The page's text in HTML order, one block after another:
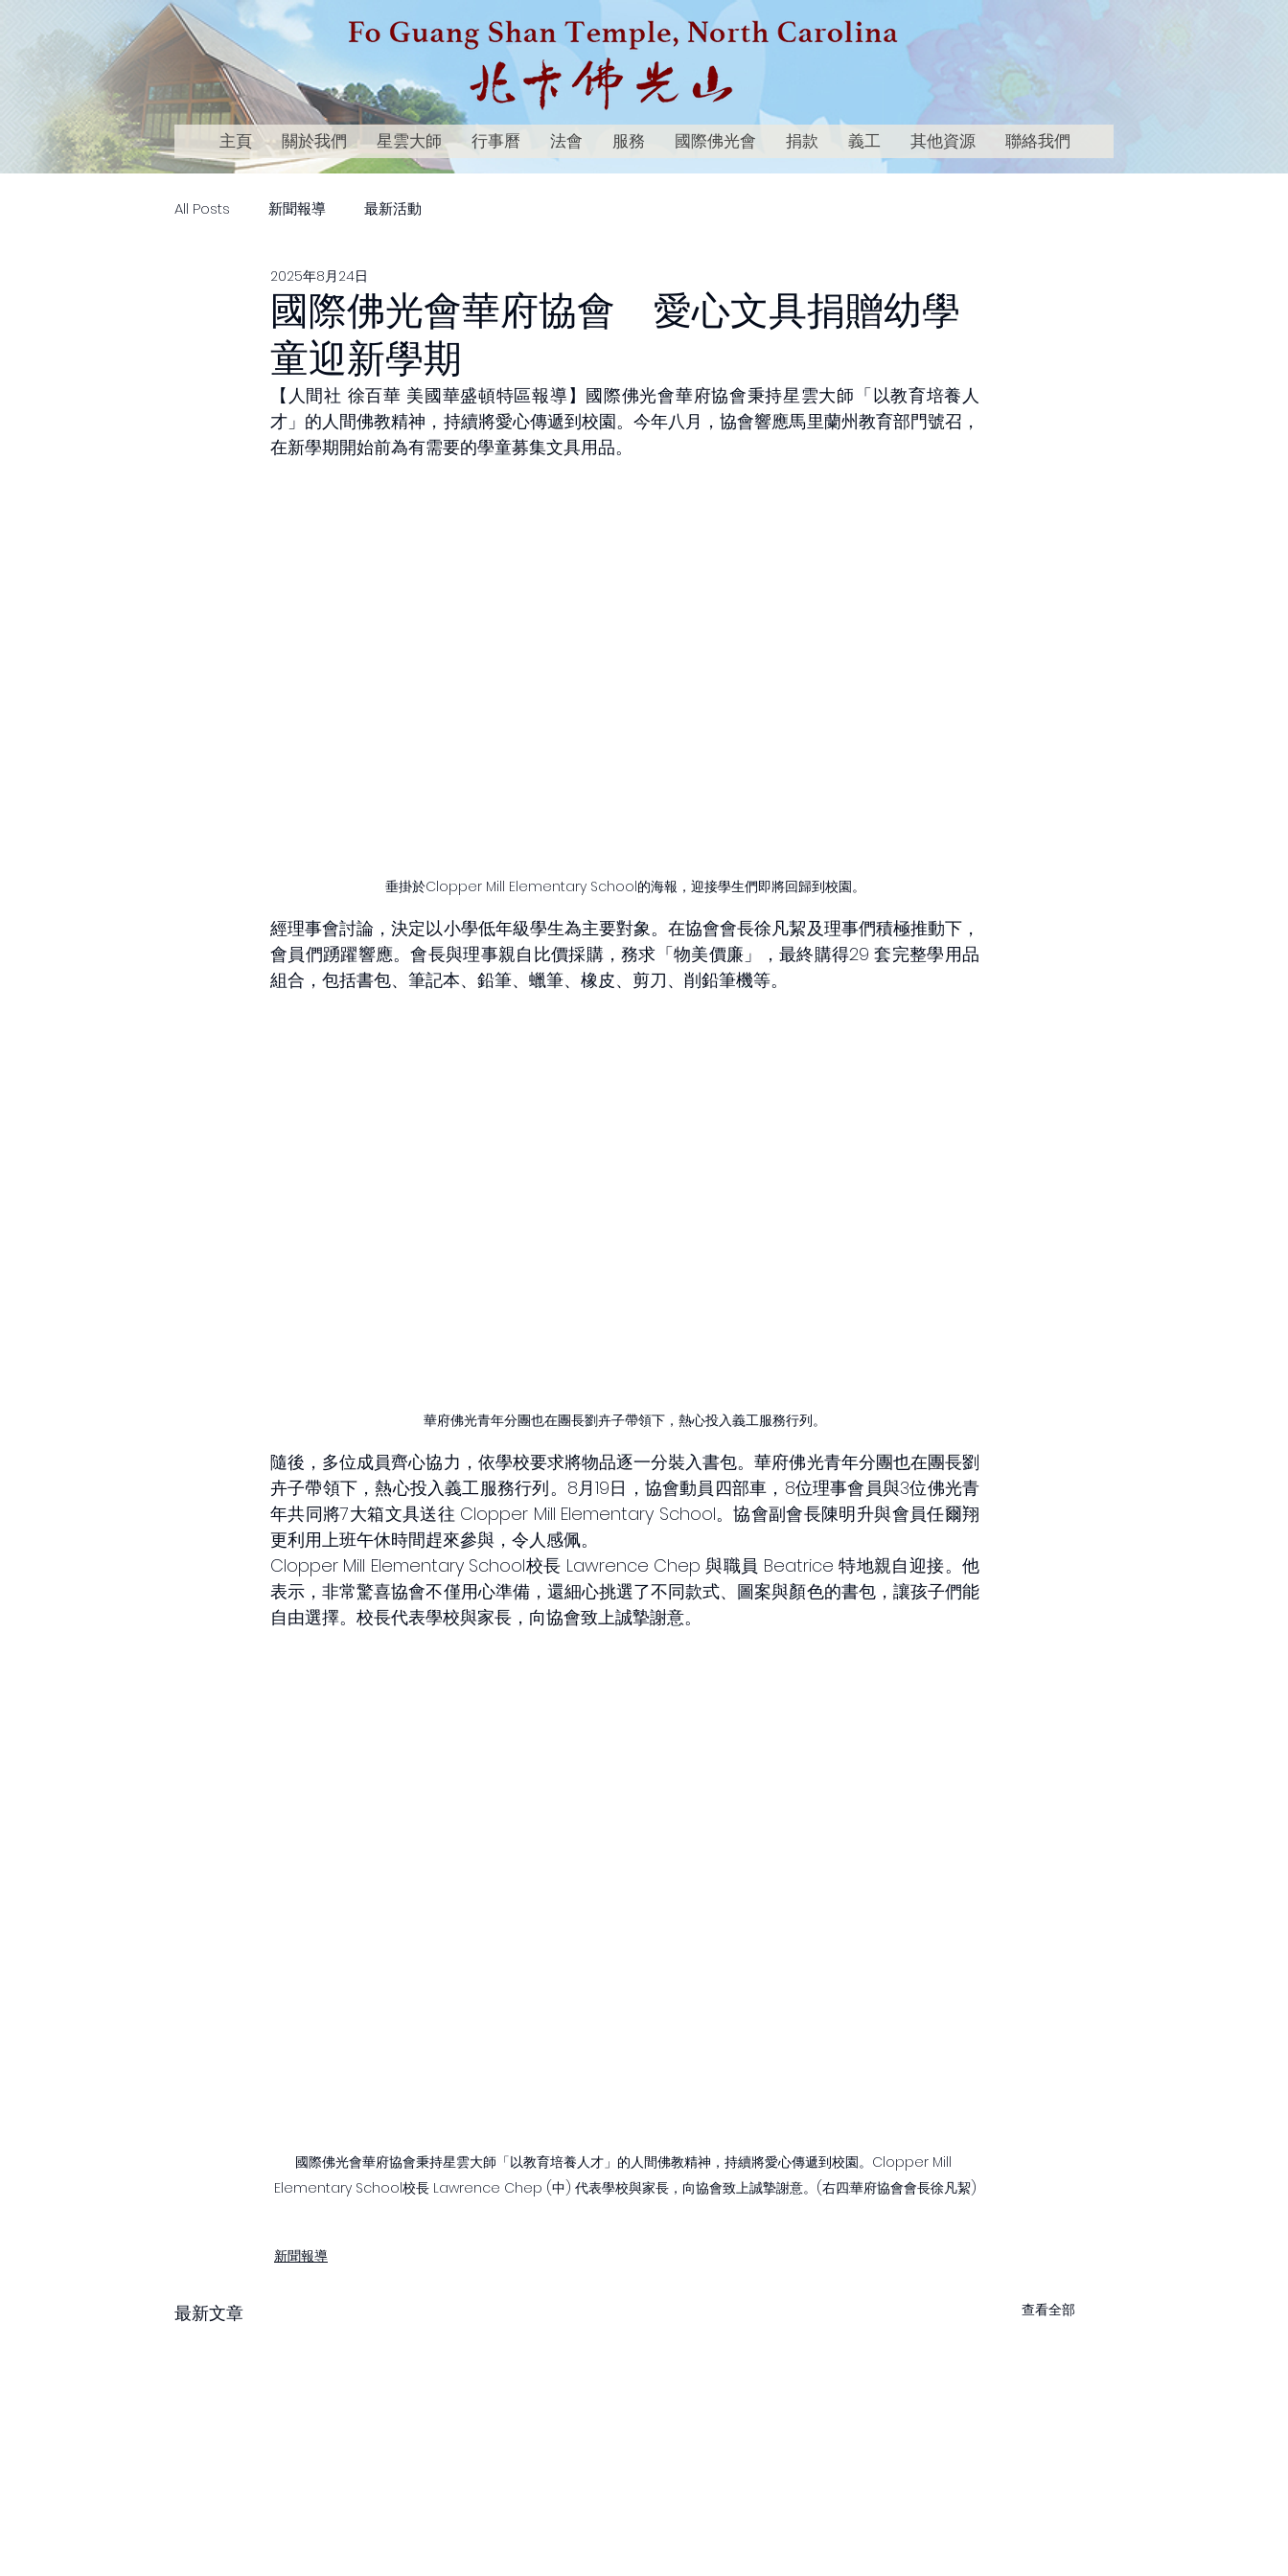
主頁 關於我們 星雲大師 行事曆 法會 服務 國際佛光會 捐款 義工 其他資源 聯絡我們
All Posts 新聞報導 最新活動
國際佛光會華府協會 愛心文具捐贈幼學
童迎新學期
2025年8月24日
【人間社 徐百華 美國華盛頓特區報導】國際佛光會華府協會秉持星雲大師「以教育培養人
才」的人間佛教精神，持續將愛心傳遞到校園。今年八月，協會響應馬里蘭州教育部門號召，
在新學期開始前為有需要的學童募集文具用品。
垂掛於Clopper Mill Elementary School的海報，迎接學生們即將回歸到校園。
經理事會討論，決定以小學低年級學生為主要對象。在協會會長徐凡絜及理事們積極推動下，
會員們踴躍響應。會長與理事親自比價採購，務求「物美價廉」，最終購得29 套完整學用品
組合，包括書包、筆記本、鉛筆、蠟筆、橡皮、剪刀、削鉛筆機等。
華府佛光青年分團也在團長劉卉子帶領下，熱心投入義工服務行列。
隨後，多位成員齊心協力，依學校要求將物品逐一分裝入書包。華府佛光青年分團也在團長劉
卉子帶領下，熱心投入義工服務行列。8月19日，協會動員四部車，8位理事會員與3位佛光青
年共同將7大箱文具送往 Clopper Mill Elementary School。協會副會長陳明升與會員任爾翔
更利用上班午休時間趕來參與，令人感佩。
Clopper Mill Elementary School校長 Lawrence Chep 與職員 Beatrice 特地親自迎接。他
表示，非常驚喜協會不僅用心準備，還細心挑選了不同款式、圖案與顏色的書包，讓孩子們能
自由選擇。校長代表學校與家長，向協會致上誠摯謝意。
國際佛光會華府協會秉持星雲大師「以教育培養人才」的人間佛教精神，持續將愛心傳遞到校園。Clopper Mill
Elementary School校長 Lawrence Chep (中) 代表學校與家長，向協會致上誠摯謝意。(右四:華府協會會長徐凡絜)
新聞報導
最新文章 查看全部